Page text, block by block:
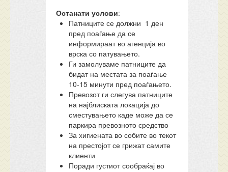
Останати услови:
Патниците се должни 1 ден
пред поаѓање да се
информираат во агенција во
врска со патувањето.
Ги замолуваме патниците да
бидат на местата за поаѓање
10-15 минути пред поаѓањето.
Превозот ги слегува патниците
на најблиската локација до
сместувањето каде може да се
паркира превозното средство
За хигиената во собите во текот
на престојот се грижат самите
клиенти
Поради густиот сообраќај во